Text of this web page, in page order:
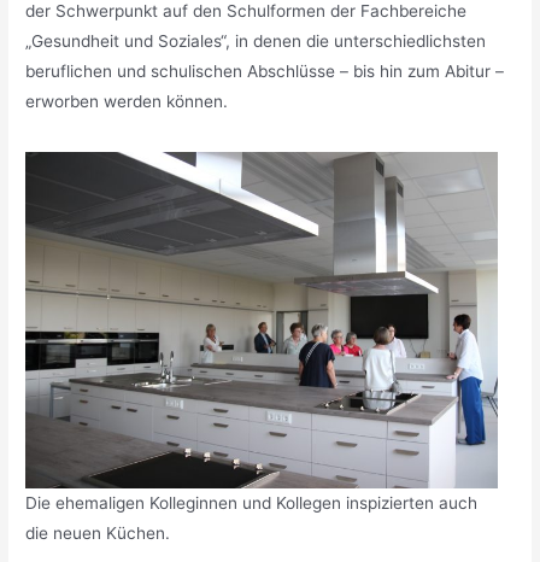
der Schwerpunkt auf den Schulformen der Fachbereiche
„Gesundheit und Soziales“, in denen die unterschiedlichsten
beruflichen und schulischen Abschlüsse – bis hin zum Abitur –
erworben werden können.
Die ehemaligen Kolleginnen und Kollegen inspizierten auch
die neuen Küchen.